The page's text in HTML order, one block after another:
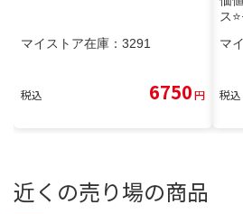
マイストア在庫： 3291
税込 6750円
ス
マ
税込
近くの売り場の商品